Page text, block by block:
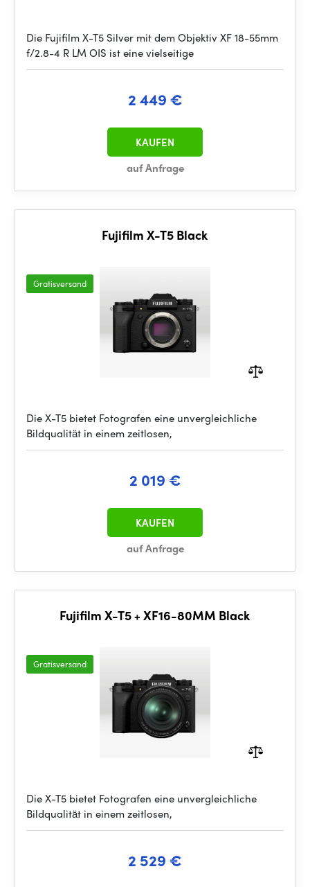
Die Fujifilm X-T5 Silver mit dem Objektiv XF 18-55mm
f/2.8-4 R LM OIS ist eine vielseitige
2 449 €
auf Anfrage
KAUFEN
Fujifilm X-T5 Black
Gratisversand
Die X-T5 bietet Fotografen eine unvergleichliche
Bildqualität in einem zeitlosen,
2 019 €
auf Anfrage
KAUFEN
Fujifilm X-T5 + XF16-80MM Black
Gratisversand
Die X-T5 bietet Fotografen eine unvergleichliche
Bildqualität in einem zeitlosen,
2 529 €